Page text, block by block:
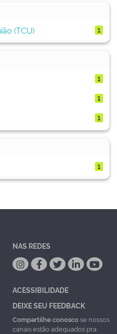
(TCU)
1
1
1
1
1
NAS REDES
ACESSIBILIDADE
DEIXE SEU FEEDBACK
Compartilhe conoscose nossos
canais estão adequados pra